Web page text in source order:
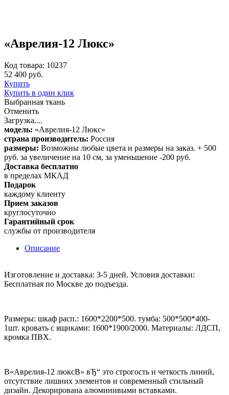
«Аврелия-12 Люкс»
Код товара: 10237
52 400 руб.
Купить
Купить в один клик
Выбранная ткань
Отменить
Загрузка....
модель: «Аврелия-12 Люкс»
страна производитель: Россия
размеры: Возможны любые цвета и размеры на заказ. + 500
руб. за увеличение на 10 см, за уменьшение -200 руб.
Доставка бесплатно
в пределах МКАД
Подарок
каждому клиенту
Прием заказов
круглосуточно
Гарантийный срок
службы от производителя
Описание
Изготовление и доставка: 3-5 дней. Условия доставки:
Бесплатная по Москве до подъезда.
Размеры: шкаф расп.: 1600*2200*500. тумба: 500*500*400-
1шт. кровать с ящиками: 1600*1900/2000. Материалы: ЛДСП,
кромка ПВХ.
В«Аврелия-12 люксВ» вЂ“ это строгость и четкость линий,
отсутствие лишних элементов и современный стильный
дизайн. Декорирована алюминивыми вставками.